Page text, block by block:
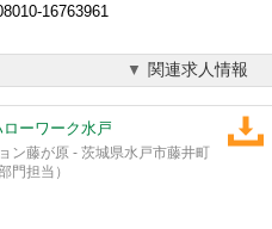
16763961
関連求人情報
ローワーク水戸
藤が原 - 茨城県水戸市藤井町
門担当）